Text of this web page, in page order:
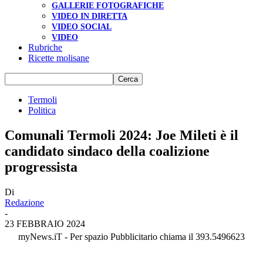
GALLERIE FOTOGRAFICHE
VIDEO IN DIRETTA
VIDEO SOCIAL
VIDEO
Rubriche
Ricette molisane
Termoli
Politica
Comunali Termoli 2024: Joe Mileti è il
candidato sindaco della coalizione
progressista
Di
Redazione
-
23 FEBBRAIO 2024
myNews.iT - Per spazio Pubblicitario chiama il 393.5496623